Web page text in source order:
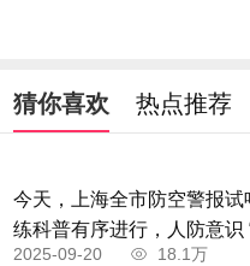
猜你喜欢 热点推荐
今天，上海全市防空警报试
练科普有序进行，人防意识
人心”
2025-09-20 18.1万